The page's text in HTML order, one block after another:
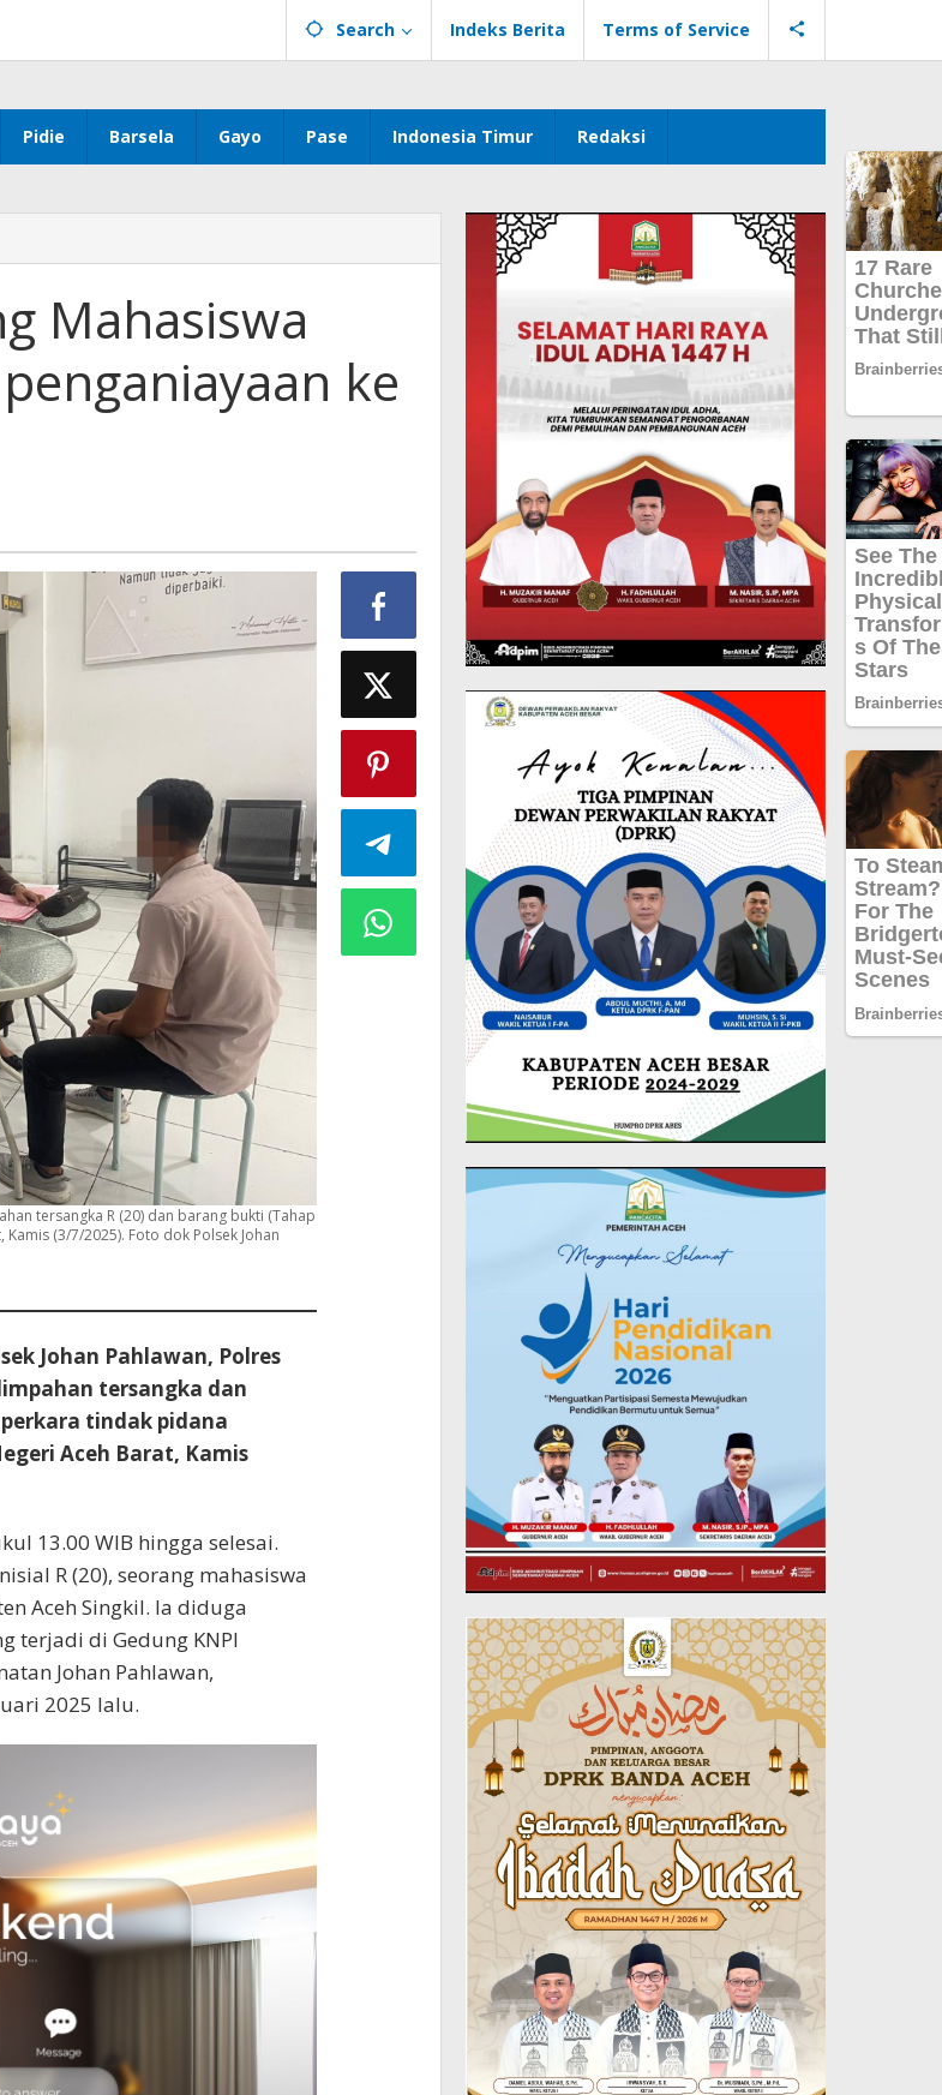
Search Indeks Berita Terms of Service
Pidie Barsela Gayo Pase Indonesia Timur Redaksi
Mahasiswa
ke
tersangka R (20) dan barang bukti (Tahap
(3/7/2025). Foto dok Polsek Johan
Johan Pahlawan, Polres
tersangka dan
tindak pidana
Aceh Barat, Kamis
13.00 WIB hingga selesai.
R (20), seorang mahasiswa
Aceh Singkil. Ia diduga
terjadi di Gedung KNPI
Johan Pahlawan,
2025 lalu.